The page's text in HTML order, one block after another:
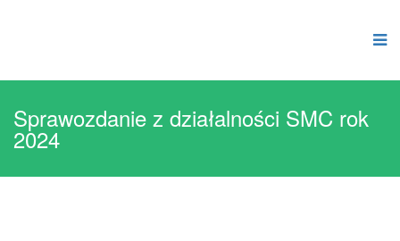
Sprawozdanie z działalności SMC rok
2024